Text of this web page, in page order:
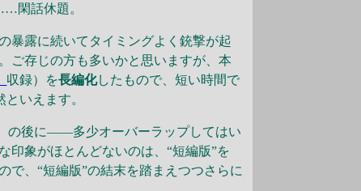
閑話休題。
暴露に続いてタイミングよく銃撃が起
ご存じの方も多いかと思いますが、本
収録）を長編化したもので、短い時間で
いえます。
の後に――多少オーバーラップしてはい
象がほとんどないのは、“短編版”を
で、“短編版”の結末を踏まえつつさらに